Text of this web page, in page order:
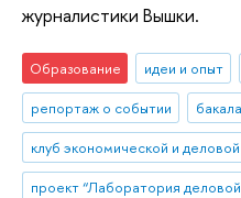
журналистики Вышки.
Образование идеи и опыт
репортаж о событии